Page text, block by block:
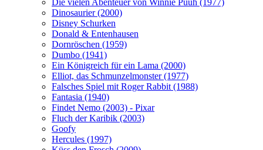
Die vielen Abenteuer von Winnie Puuh (1977)
Dinosaurier (2000)
Disney Schurken
Donald & Entenhausen
Dornröschen (1959)
Dumbo (1941)
Ein Königreich für ein Lama (2000)
Elliot, das Schmunzelmonster (1977)
Falsches Spiel mit Roger Rabbit (1988)
Fantasia (1940)
Findet Nemo (2003) - Pixar
Fluch der Karibik (2003)
Goofy
Hercules (1997)